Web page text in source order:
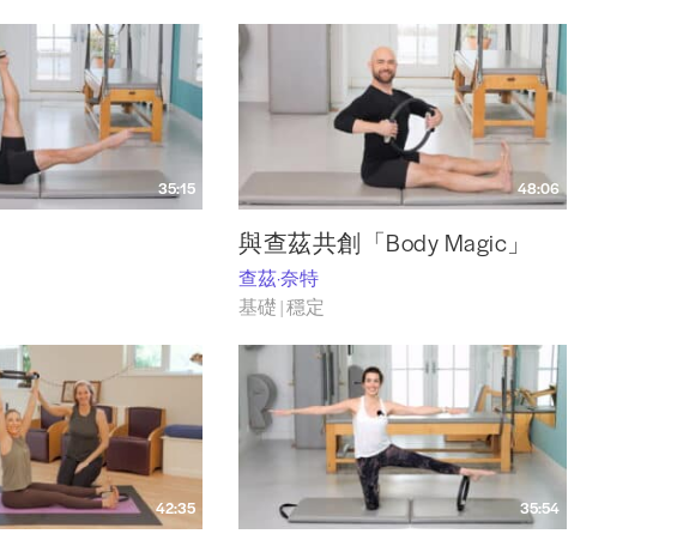
35:15 48:06
與查茲共創「Body Magic」
查茲·奈特
基礎 | 穩定
42:35 35:54